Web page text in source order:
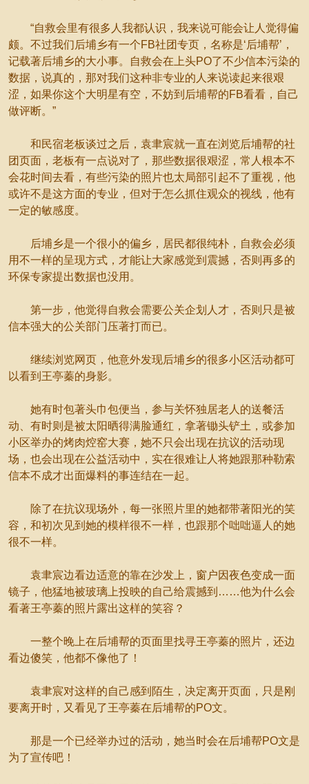
“自救会里有很多人我都认识，我来说可能会让人觉得偏
颇。不过我们后埔乡有一个FB社团专页，名称是‘后埔帮’，
记载著后埔乡的大小事。自救会在上头PO了不少信本污染的
数据，说真的，那对我们这种非专业的人来说读起来很艰
涩，如果你这个大明星有空，不妨到后埔帮的FB看看，自己
做评断。”
和民宿老板谈过之后，袁聿宸就一直在浏览后埔帮的社
团页面，老板有一点说对了，那些数据很艰涩，常人根本不
会花时间去看，有些污染的照片也太局部引起不了重视，他
或许不是这方面的专业，但对于怎么抓住观众的视线，他有
一定的敏感度。
后埔乡是一个很小的偏乡，居民都很纯朴，自救会必须
用不一样的呈现方式，才能让大家感觉到震撼，否则再多的
环保专家提出数据也没用。
第一步，他觉得自救会需要公关企划人才，否则只是被
信本强大的公关部门压著打而已。
继续浏览网页，他意外发现后埔乡的很多小区活动都可
以看到王亭蓁的身影。
她有时包著头巾包便当，参与关怀独居老人的送餐活
动、有时则是被太阳晒得满脸通红，拿著锄头铲土，或参加
小区举办的烤肉焢窑大赛，她不只会出现在抗议的活动现
场，也会出现在公益活动中，实在很难让人将她跟那种勒索
信本不成才出面爆料的事连结在一起。
除了在抗议现场外，每一张照片里的她都带著阳光的笑
容，和初次见到她的模样很不一样，也跟那个咄咄逼人的她
很不一样。
袁聿宸边看边适意的靠在沙发上，窗户因夜色变成一面
镜子，他猛地被玻璃上投映的自己给震撼到……他为什么会
看著王亭蓁的照片露出这样的笑容？
一整个晚上在后埔帮的页面里找寻王亭蓁的照片，还边
看边傻笑，他都不像他了！
袁聿宸对这样的自己感到陌生，决定离开页面，只是刚
要离开时，又看见了王亭蓁在后埔帮的PO文。
那是一个已经举办过的活动，她当时会在后埔帮PO文是
为了宣传吧！